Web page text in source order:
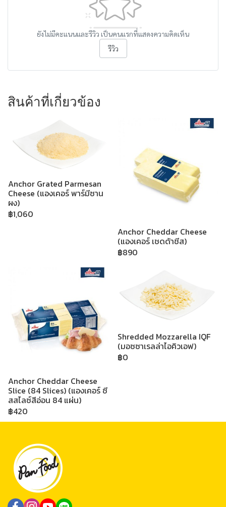
ยังไม่มีคะแนนและรีวิว เป็นคนแรกที่แสดงความคิดเห็น
รีวิว
สินค้าที่เกี่ยวข้อง
Anchor Grated Parmesan
Cheese (แองเคอร์ พาร์มีซาน
ผง)
฿1,060
Anchor Cheddar Cheese
(แองเคอร์ เชดด้าชีส)
฿890
Anchor Cheddar Cheese
Slice (84 Slices) (แองเคอร์ ซี
สสไลซ์สีอ่อน 84 แผ่น)
฿420
Shredded Mozzarella IQF
(มอซซาเรลล่าไอคิวเอฟ)
฿0